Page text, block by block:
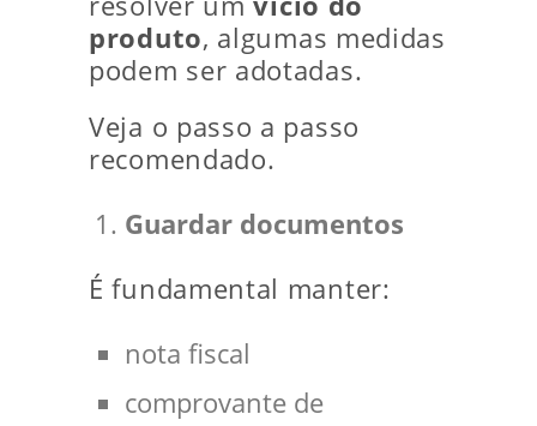
produto, algumas medidas
podem ser adotadas.
Veja o passo a passo
recomendado.
Guardar documentos
É fundamental manter:
nota fiscal
comprovante de